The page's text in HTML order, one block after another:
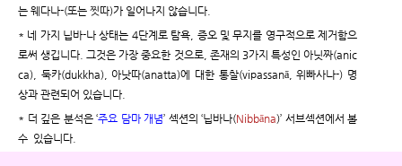
는 웨다나-(또는 찟따)가 일어나지 않습니다.
* 네 가지 닙바-나 상태는 4단계로 탐욕, 증오 및 무지를 영구적으로 제거함으
로써 생깁니다. 그것은 가장 중요한 것으로, 존재의 3가지 특성인 아닛짜(anic
ca), 둑카(dukkha), 아낫따(anatta)에 대한 통찰(vipassanā, 위빠사나-) 명
상과 관련되어 있습니다.
* 더 깊은 분석은 ‘주요 담마 개념’ 섹션의 ‘닙바나(Nibbāna)’ 서브섹션에서 볼
수 있습니다.